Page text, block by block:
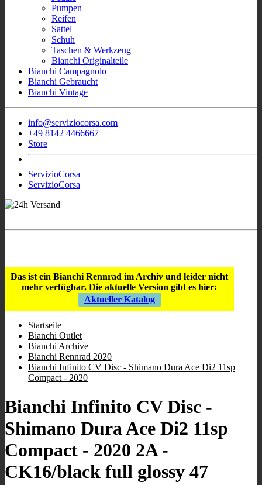
Pumpen
Reifen
Sattel
Schuh
Taschen & Werkzeug
Bianchi Originalteile
Bianchi Campagnolo
Bianchi Gebraucht
Bianchi Vintage
info@serviziocorsa.com
+49 8142 4466667
Store
ServizioCorsa
ServizioCorsa
Das ist ein Bianchi Rennrad im Archiv und leider nicht
mehr verfügbar. Die aktuelle Version gibt es hier:
Aktueller Katalog
Startseite
Bianchi Outlet
Bianchi Archive
Bianchi Rennrad 2020
Bianchi Infinito CV Disc - Shimano Dura Ace Di2 11sp
Compact - 2020
Bianchi Infinito CV Disc -
Shimano Dura Ace Di2 11sp
Compact - 2020 2A -
CK16/black full glossy 47